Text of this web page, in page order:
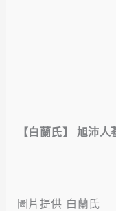
【白蘭氏】 旭沛
圖片提供 白蘭氏